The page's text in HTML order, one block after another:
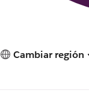
Cambiar región